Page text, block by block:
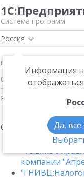
Система программ
Россия
Информация
Да,
Главная
01.06.2026
Новости на тему:
Сертификат
"Аналит: Учет
"1С:LIMS
компании